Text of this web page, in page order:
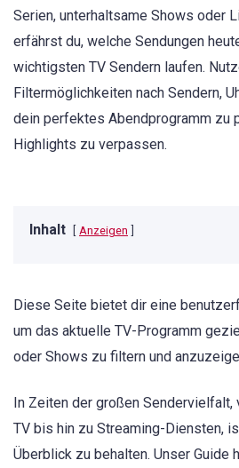
Serien, unterhaltsame Shows oder
erfährst du, welche Sendungen
wichtigsten TV Sendern laufen.
Filtermöglichkeiten nach Sendern,
dein perfektes Abendprogramm zu
Highlights zu verpassen.
Inhalt Anzeigen
Diese Seite bietet dir eine
um das aktuelle TV-Programm
oder Shows zu filtern und
In Zeiten der großen Sendervielfalt,
TV bis hin zu Streaming-Diensten,
Überblick zu behalten. Unser Guide